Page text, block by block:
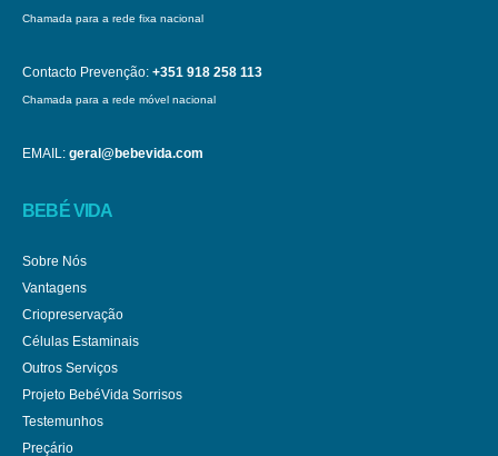
Chamada para a rede fixa nacional
Contacto Prevenção: +351 918 258 113
Chamada para a rede móvel nacional
EMAIL: geral@bebevida.com
BEBÉ VIDA
Sobre Nós
Vantagens
Criopreservação
Células Estaminais
Outros Serviços
Projeto BebéVida Sorrisos
Testemunhos
Preçário